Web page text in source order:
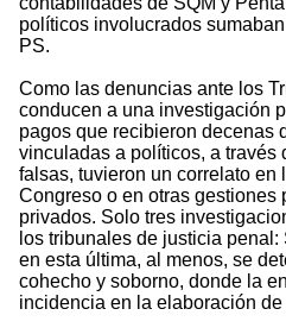
políticos involucrados
PS.
Como las denuncias ante los
conducen a una investigación
pagos que recibieron decenas
vinculadas a políticos, a través
falsas, tuvieron un correlato en
Congreso o en otras gestiones
privados. Solo tres
los tribunales de justicia
en esta última, al menos, se
cohecho y soborno, donde la
incidencia en la elaboración